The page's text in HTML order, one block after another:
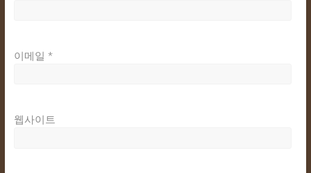
이메일 *
웹사이트